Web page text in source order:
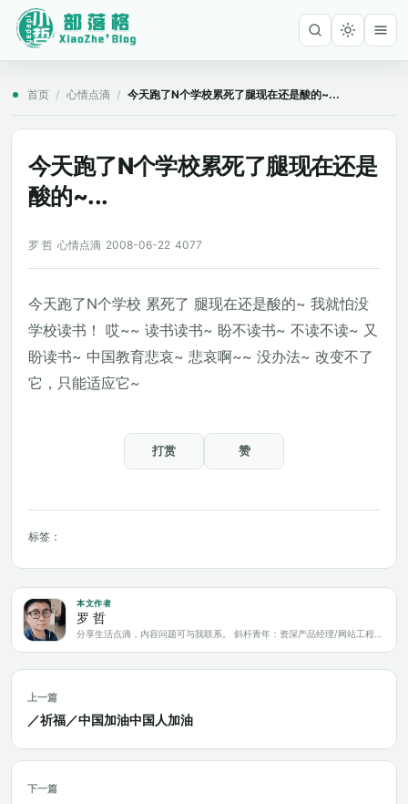
首页 / 心情点滴 / 今天跑了N个学校累死了腿现在还是酸的~...
今天跑了N个学校累死了腿现在还是
酸的~...
罗 哲 心情点滴 2008-06-22 4077
今天跑了N个学校 累死了 腿现在还是酸的~ 我就怕没
学校读书！ 哎~~ 读书读书~ 盼不读书~ 不读不读~ 又
盼读书~ 中国教育悲哀~ 悲哀啊~~ 没办法~ 改变不了
它，只能适应它~
打赏 赞
标签：
本文作者
罗 哲
上一篇
／祈福／中国加油中国人加油
下一篇